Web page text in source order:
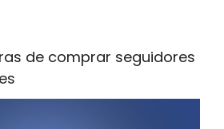
de comprar seguidores